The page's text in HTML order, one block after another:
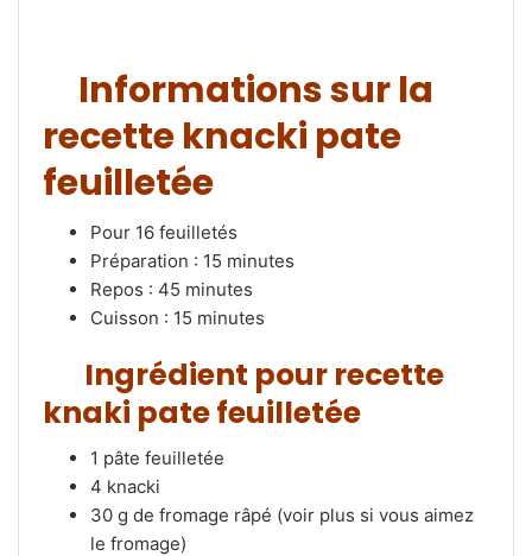
Informations sur la
recette knacki pate
feuilletée
Pour 16 feuilletés
Préparation : 15 minutes
Repos : 45 minutes
Cuisson : 15 minutes
Ingrédient pour recette
knaki pate feuilletée
1 pâte feuilletée
4 knacki
30 g de fromage râpé (voir plus si vous aimez
le fromage)